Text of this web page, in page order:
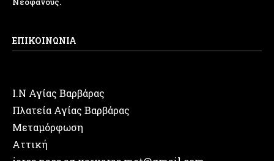
ΕΠΙΚΟΙΝΩΝΙΑ
Ι.Ν Αγίας Βαρβάρας
Πλατεία Αγίας Βαρβάρας
Μεταμόρφωση
Αττική